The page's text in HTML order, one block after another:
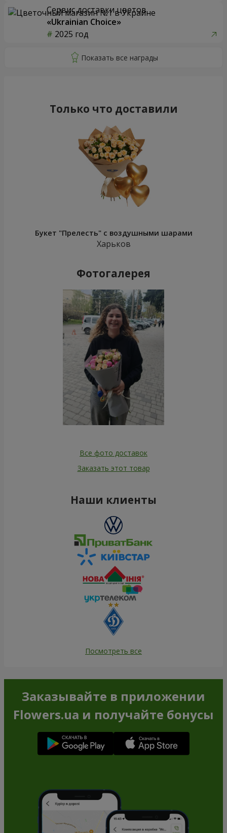
Сервис доставки цветов
«Ukrainian Choice»
2025 год
Только что доставили
Букет "Прелесть" с воздушными шарами
Харьков
Фотогалерея
Все фото доставок
Заказать этот товар
Наши клиенты
Посмотреть все
Заказывайте в приложении
Flowers.ua и получайте бонусы